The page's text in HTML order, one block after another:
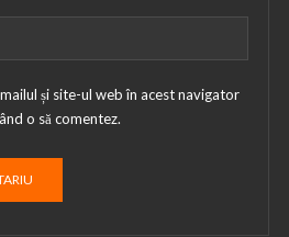
și site-ul web în acest navigator
o să comentez.